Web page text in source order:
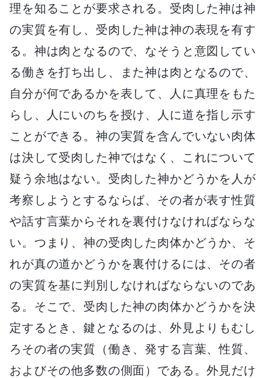
理を知ることが要求される。受肉した神は神
の実質を有し、受肉した神は神の表現を有す
る。神は肉となるので、なそうと意図してい
る働きを打ち出し、また神は肉となるので、
自分が何であるかを表して、人に真理をもた
らし、人にいのちを授け、人に道を指し示す
ことができる。神の実質を含んでいない肉体
は決して受肉した神ではなく、これについて
疑う余地はない。受肉した神かどうかを人が
考察しようとするならば、その者が表す性質
や話す言葉からそれを裏付けなければならな
い。つまり、神の受肉した肉体かどうか、そ
れが真の道かどうかを裏付けるには、その者
の実質を基に判別しなければならないのであ
る。そこで、受肉した神の肉体かどうかを決
定するとき、鍵となるのは、外見よりもむし
ろその者の実質（働き、発する言葉、性質、
およびその他多数の側面）である。外見だけ